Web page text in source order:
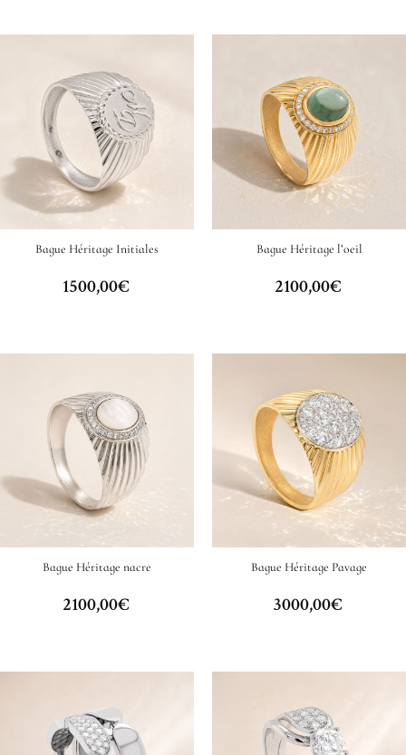
Bague Héritage Initiales
1500,00€
Bague Héritage l’oeil
2100,00€
Bague Héritage nacre
2100,00€
Bague Héritage Pavage
3000,00€